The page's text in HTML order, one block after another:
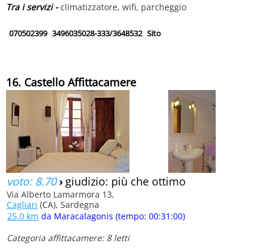
Tra i servizi -climatizzatore, wifi, parcheggio
070502399 3496035028-333/3648532 Sito
16. Castello Affittacamere
voto: 8.70› giudizio: più che ottimo
Via Alberto Lamarmora 13,
Cagliari (CA), Sardegna
25.0 km da Maracalagonis (tempo: 00:31:00)
Categoria affittacamere: 8 letti